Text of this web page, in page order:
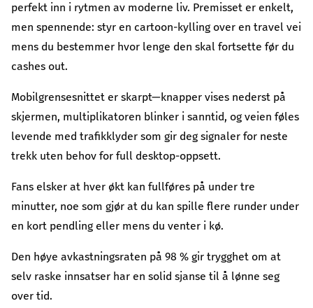
კულტურა/ხელოვნება
შექმენი კულტურულ სივრცეები, განავითარე
კრეატიულობა შენს თემში
გაეცი მეტი
თქვენი მხარდაჭერით შევძლებთ მეტი
უზრუნველყოფას
ყველა ინიციატივა
perfekt inn i rytmen av moderne liv. Premisset er enkelt,
men spennende: styr en cartoon-kylling over en travel vei
mens du bestemmer hvor lenge den skal fortsette før du
cashes out.
Mobilgrensesnittet er skarpt—knapper vises nederst på
skjermen, multiplikatoren blinker i sanntid, og veien føles
levende med trafikklyder som gir deg signaler for neste
trekk uten behov for full desktop-oppsett.
Fans elsker at hver økt kan fullføres på under tre
minutter, noe som gjør at du kan spille flere runder under
en kort pendling eller mens du venter i kø.
Den høye avkastningsraten på 98 % gir trygghet om at
selv raske innsatser har en solid sjanse til å lønne seg
over tid.